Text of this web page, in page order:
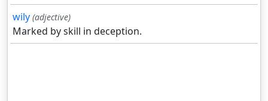
wily (adjective)
Marked by skill in deception.